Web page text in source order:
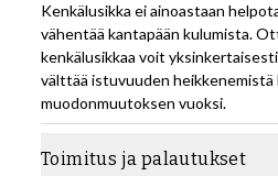
Kenkälusikka ei ainoastaan
vähentää kantapään kulumista.
kenkälusikkaa voit
välttää istuvuuden heikkenemistä
muodonmuutoksen vuoksi.
Toimitus ja palautukset